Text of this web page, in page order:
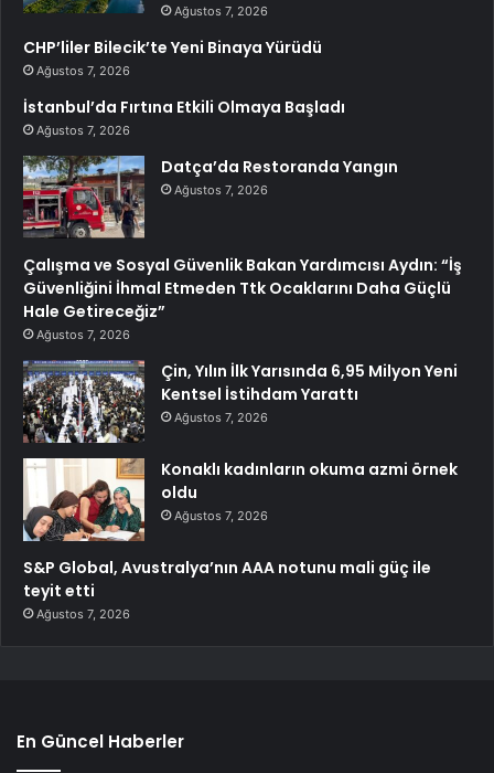
Ağustos 7, 2026
CHP’liler Bilecik’te Yeni Binaya Yürüdü
Ağustos 7, 2026
İstanbul’da Fırtına Etkili Olmaya Başladı
Ağustos 7, 2026
Datça’da Restoranda Yangın
Ağustos 7, 2026
Çalışma ve Sosyal Güvenlik Bakan Yardımcısı Aydın: “İş
Güvenliğini İhmal Etmeden Ttk Ocaklarını Daha Güçlü
Hale Getireceğiz”
Ağustos 7, 2026
Çin, Yılın İlk Yarısında 6,95 Milyon Yeni
Kentsel İstihdam Yarattı
Ağustos 7, 2026
Konaklı kadınların okuma azmi örnek
oldu
Ağustos 7, 2026
S&P Global, Avustralya’nın AAA notunu mali güç ile
teyit etti
Ağustos 7, 2026
En Güncel Haberler